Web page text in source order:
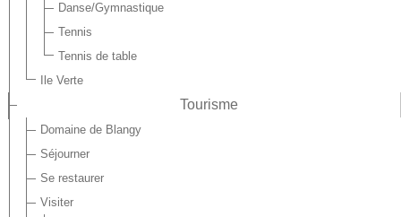
Danse/Gymnastique
Tennis
Tennis de table
Ile Verte
Tourisme
Domaine de Blangy
Séjourner
Se restaurer
Visiter